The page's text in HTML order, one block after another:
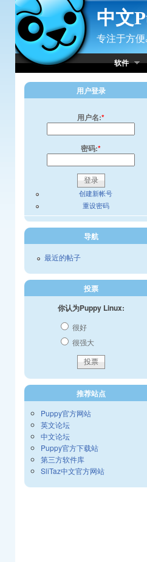
Skip to Content
中文
专注于方
软件
用户登录
用户名:*
密码:*
创建新帐号
重设密码
导航
最近的帖子
投票
你认为Puppy Linux:
很好
很强大
推荐站点
Puppy官方网站
英文论坛
中文论坛
Puppy官方下载站
第三方软件库
SliTaz中文官方网站